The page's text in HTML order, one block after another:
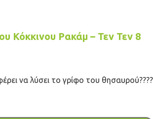
Κόκκινου Ρακάμ – Τεν Τεν 8
να λύσει το γρίφο του θησαυρού????